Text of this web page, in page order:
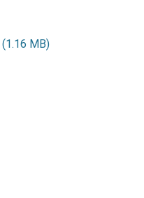
(1.16 MB)